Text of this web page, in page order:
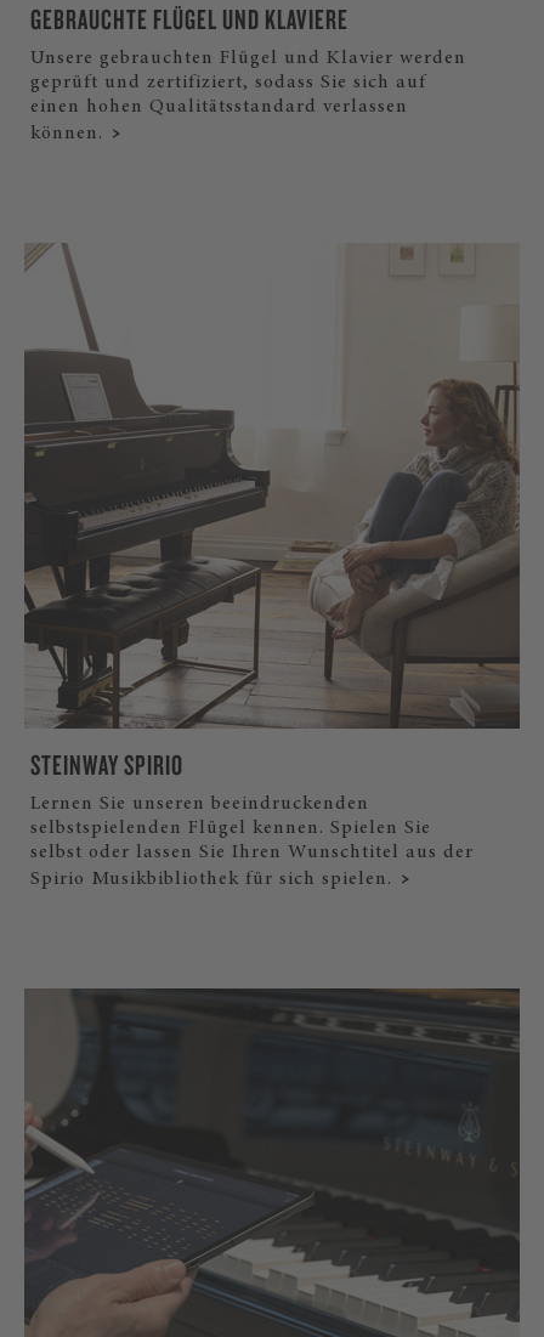
GEBRAUCHTE FLÜGEL UND KLAVIERE
Unsere gebrauchten Flügel und Klavier werden
geprüft und zertifiziert, sodass Sie sich auf
einen hohen Qualitätsstandard verlassen
können.
STEINWAY SPIRIO
Lernen Sie unseren beeindruckenden
selbstspielenden Flügel kennen. Spielen Sie
selbst oder lassen Sie Ihren Wunschtitel aus der
Spirio Musikbibliothek für sich spielen.